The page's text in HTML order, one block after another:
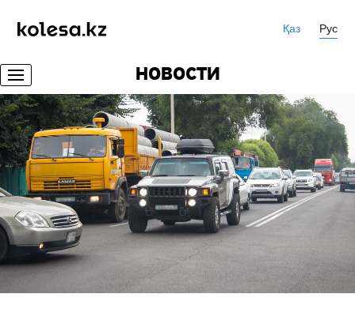
Қаз Рус
НОВОСТИ